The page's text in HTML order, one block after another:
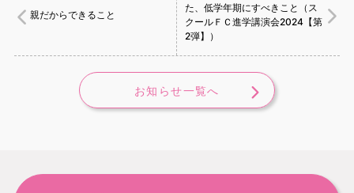
親だからできること
た、低学年期にすべきこと（ス
クールＦＣ進学講演会2024【第
2弾】）
お知らせ一覧へ